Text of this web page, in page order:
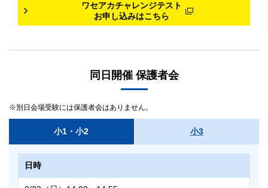
小3
8/23（日）の午後はご受験いただけません。
算数（30分・100点）
ワセアカチャレンジテスト
お申し込みはこちら
同日開催 保護者会
別日会場受験には保護者会はありません。
小1・小2 小3
日時